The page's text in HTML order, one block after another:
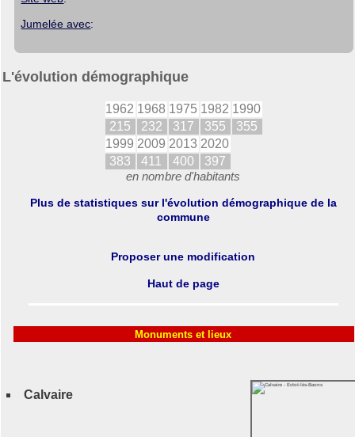
Jumelée avec:
L'évolution démographique
1962 1968 1975 1982 1990
215
232 317 355
355
1999 2009 2013 2020
383
411 400
397
en nombre d'habitants
Plus de statistiques sur l'évolution démographique de la
commune
Proposer une modification
Haut de page
Monuments et lieux
Calvaire